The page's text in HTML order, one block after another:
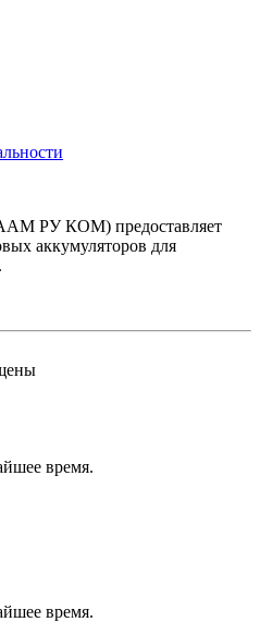
РУ КОМ) предоставляет
аккумуляторов для
время.
время.